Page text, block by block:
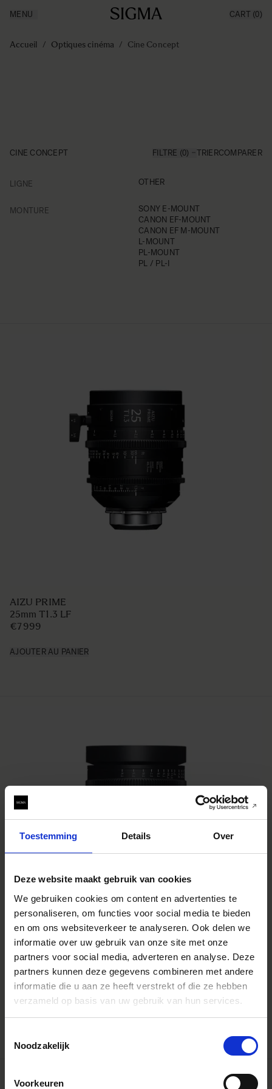
Toestemming Details Over
Deze website maakt gebruik van cookies
We gebruiken cookies om content en advertenties te
personaliseren, om functies voor social media te bieden
en om ons websiteverkeer te analyseren. Ook delen we
informatie over uw gebruik van onze site met onze
partners voor social media, adverteren en analyse. Deze
partners kunnen deze gegevens combineren met andere
informatie die u aan ze heeft verstrekt of die ze hebben
verzameld op basis van uw gebruik van hun services.
Noodzakelijk
Voorkeuren
Made in Aizu
Support
MENU CART (0)
Accueil / Optiques cinéma / Cine Concept
CINE CONCEPT FILTRE (0) TRIERCOMPARER
LIGNE OTHER
MONTUREFILTER
SONY E-MOUNT
CANON EF-MOUNT
CANON EF M-MOUNT
L-MOUNT
PL-MOUNT
PL / PL-I
AIZU PRIME
25mm T1.3 LF
€7 999
AJOUTER AU PANIER
FF ZOOM
28-105mm T3 FF
€3 299